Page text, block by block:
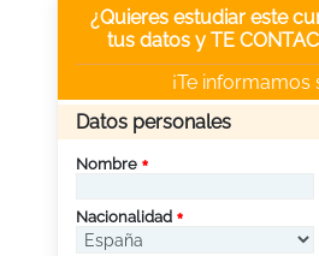
¿Quieres estudiar este
tus datos y TE
¡Te
Datos personales
Nombre
Nacionalidad